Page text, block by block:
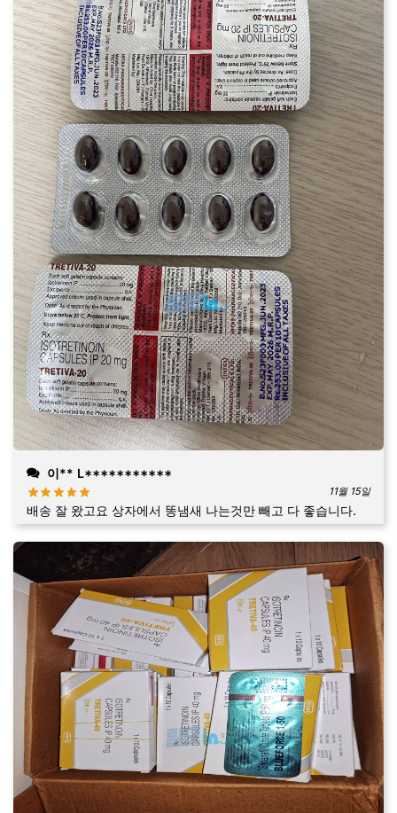
이** L***********
11월 15일
배송 잘 왔고요 상자에서 똥냄새 나는것만 빼고 다 좋습니다.